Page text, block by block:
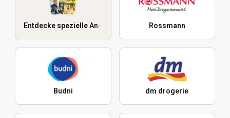
Entdecke spezielle Angebote Rossmann
Budni dm drogerie